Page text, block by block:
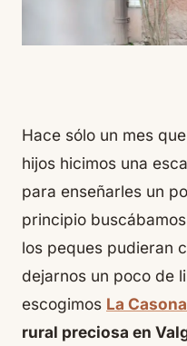
Hace sólo un mes
hijos hicimos una
para enseñarles un
principio
los peques pudieran
dejarnos un poco de
escogimos La
rural preciosa en